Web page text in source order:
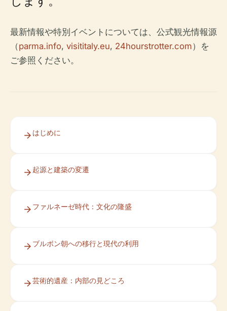
最新情報や特別イベントについては、公式観光情報源
（parma.info, visititaly.eu, 24hourstrotter.com）を
ご参照ください。
はじめに
起源と建築の変遷
ファルネーゼ時代：文化の隆盛
ブルボン朝への移行と現代の利用
芸術的遺産：内部の見どころ